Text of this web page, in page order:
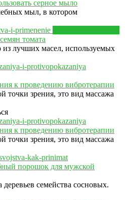
серное мыло
мыл, в котором
томата
лучших масел, используемых
к проведению вибротерапии
точки зрения, это вид массажа
к проведению вибротерапии
точки зрения, это вид массажа
порошок для мужской
семейства сосновых.